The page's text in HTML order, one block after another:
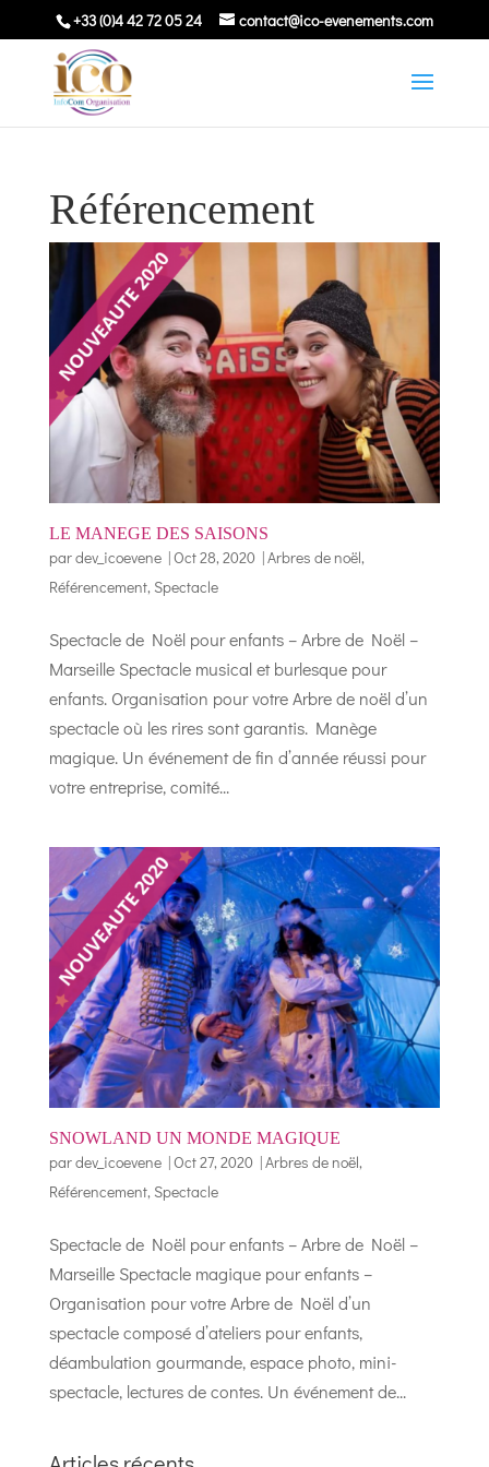
+33 (0)4 42 72 05 24 contact@ico-evenements.com
Référencement
LE MANEGE DES SAISONS
pardev_icoevene|Oct 28, 2020 |Arbres de noël,
Référencement, Spectacle
Spectacle de Noël pour enfants – Arbre de Noël –
Marseille Spectacle musical et burlesque pour
enfants. Organisation pour votre Arbre de noël d’un
spectacle où les rires sont garantis. Manège
magique. Un événement de fin d’année réussi pour
votre entreprise, comité...
SNOWLAND UN MONDE MAGIQUE
pardev_icoevene|Oct 27, 2020 |Arbres de noël,
Référencement, Spectacle
Spectacle de Noël pour enfants – Arbre de Noël –
Marseille Spectacle magique pour enfants –
Organisation pour votre Arbre de Noël d’un
spectacle composé d’ateliers pour enfants,
déambulation gourmande, espace photo, mini-
spectacle, lectures de contes. Un événement de...